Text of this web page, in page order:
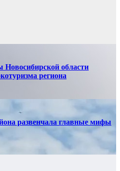
области
региона
развенчала главные мифы